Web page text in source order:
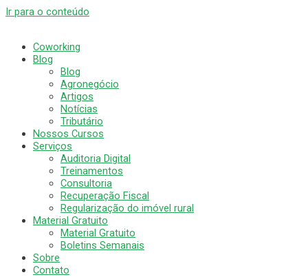
Ir para o conteúdo
Coworking
Blog
Blog
Agronegócio
Artigos
Notícias
Tributário
Nossos Cursos
Serviços
Auditoria Digital
Treinamentos
Consultoria
Recuperação Fiscal
Regularização do imóvel rural
Material Gratuito
Material Gratuito
Boletins Semanais
Sobre
Contato